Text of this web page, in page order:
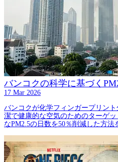
バンコクの科学に基づく
17 Mar 2026
バンコクが化学フィンガープリン
潔で健康的な空気のためのターゲ
なPM2.5の日数を50％削減した方法